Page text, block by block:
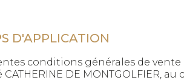
D'APPLICATION
conditions générales de
CATHERINE DE MONTGOLFIER,